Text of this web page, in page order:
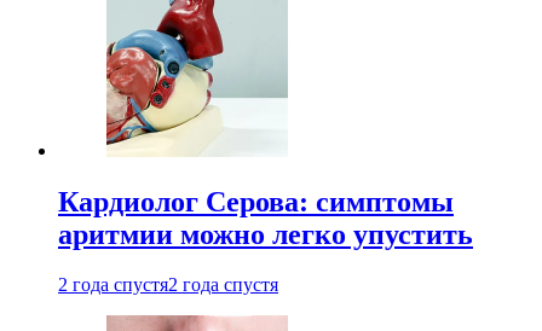
Кардиолог Серова: симптомы
аритмии можно легко упустить
2 года спустя2 года спустя